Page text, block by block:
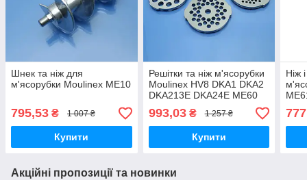
Шнек та ніж для
м'ясорубки Moulinex ME10
795,53 ₴ 1 007 ₴
Купити
Решітки та ніж м'ясорубки
Moulinex HV8 DKA1 DKA2
DKA213E DKA24E ME60
ME605 ME62 ME606 ME65
ME651 ME656 нержавійка
993,03₴ 1 257 ₴
Купити
Ніж
Акційні пропозиції та новинки